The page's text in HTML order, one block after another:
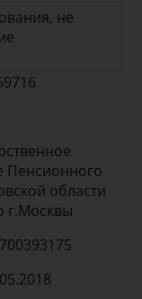
не
Пенсионного
области
г.Москвы